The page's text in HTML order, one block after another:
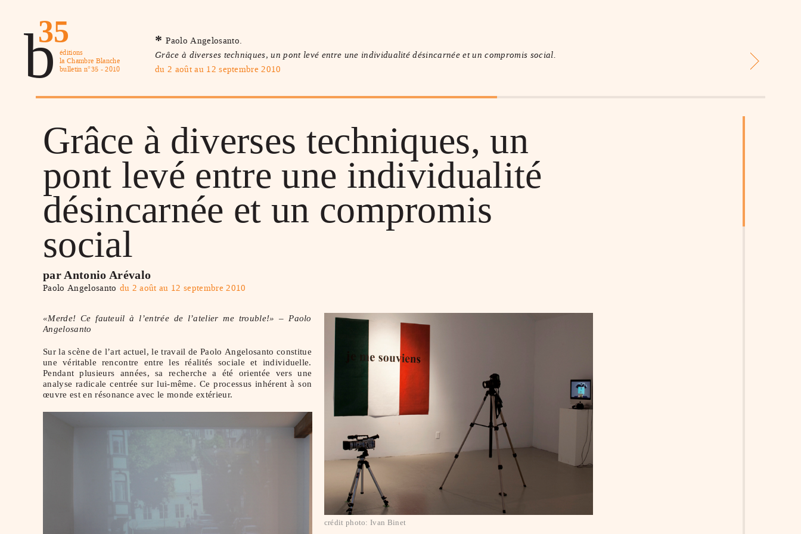
b
35
éditions
la Chambre Blanche
bulletin n°35 - 2010
* Paolo Angelosanto.
Grâce à diverses techniques, un pont levé entre une individualité désincarnée et un compromis social.
du 2 août au 12 septembre 2010
Grâce à diverses techniques, un
pont levé entre une individualité
désincarnée et un compromis
social
par Antonio Arévalo
Paolo Angelosanto du 2 août au 12 septembre 2010
«Merde! Ce fauteuil à l’entrée de l’atelier me trouble!» – Paolo
Angelosanto
Sur la scène de l’art actuel, le travail de Paolo Angelosanto constitue
une véritable rencontre entre les réalités sociale et individuelle.
Pendant plusieurs années, sa recherche a été orientée vers une
analyse radicale centrée sur lui-même. Ce processus inhérent à son
œuvre est en résonance avec le monde extérieur.
crédit photo: Ivan Binet